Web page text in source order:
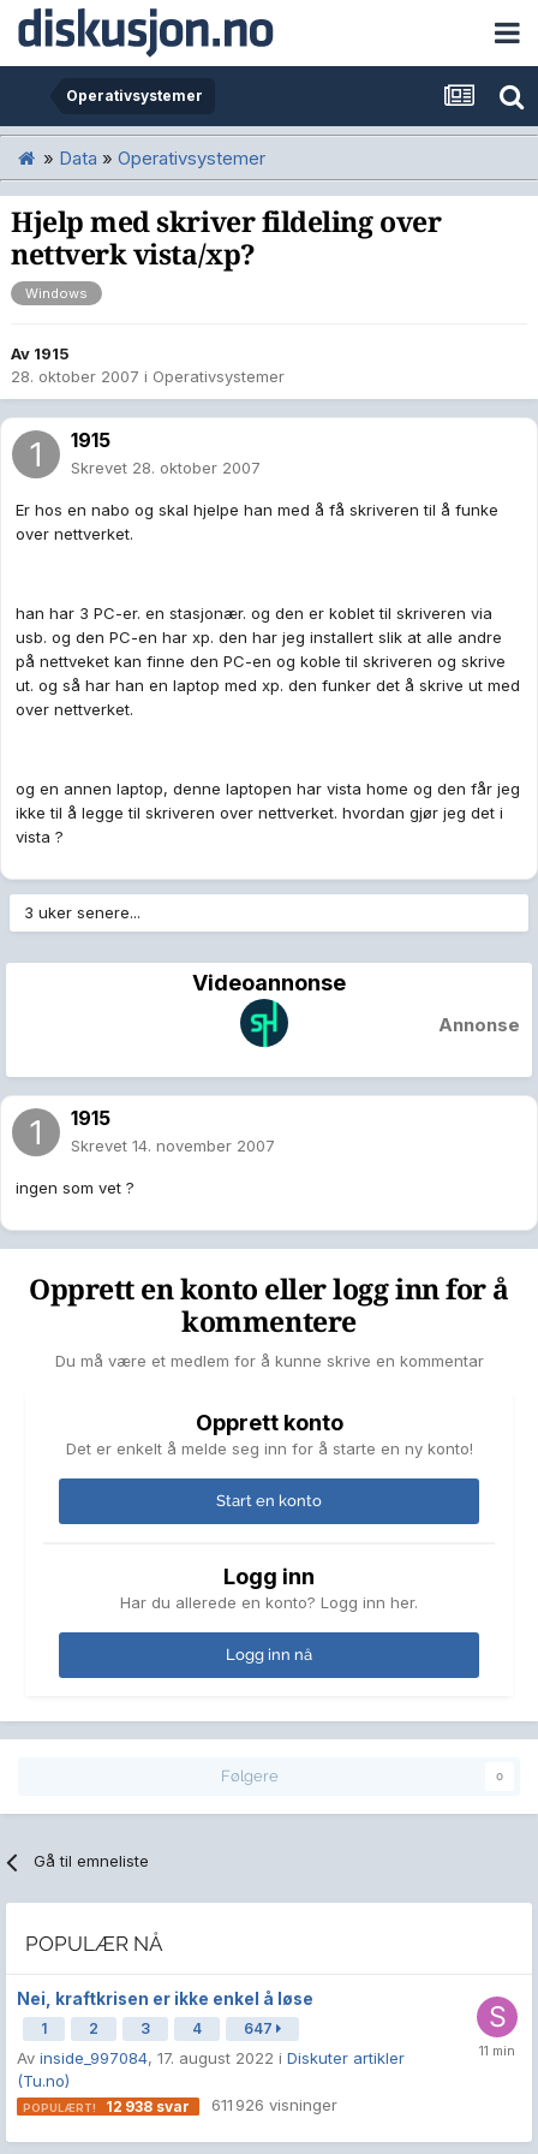
Operativsystemer
» Data » Operativsystemer
Hjelp med skriver fildeling over
nettverk vista/xp?
Windows
Av 1915
28. oktober 2007 i Operativsystemer
1915
Skrevet 28. oktober 2007
Er hos en nabo og skal hjelpe han med å få skriveren til å funke
over nettverket.
han har 3 PC-er. en stasjonær. og den er koblet til skriveren via
usb. og den PC-en har xp. den har jeg installert slik at alle andre
på nettveket kan finne den PC-en og koble til skriveren og skrive
ut. og så har han en laptop med xp. den funker det å skrive ut med
over nettverket.
og en annen laptop, denne laptopen har vista home og den får jeg
ikke til å legge til skriveren over nettverket. hvordan gjør jeg det i
vista ?
3 uker senere...
Videoannonse
Annonse
1915
Skrevet 14. november 2007
ingen som vet ?
Opprett en konto eller logg inn for å
kommentere
Du må være et medlem for å kunne skrive en kommentar
Opprett konto
Det er enkelt å melde seg inn for å starte en ny konto!
Start en konto
Logg inn
Har du allerede en konto? Logg inn her.
Logg inn nå
Følgere 0
Gå til emneliste
POPULÆR NÅ
Nei, kraftkrisen er ikke enkel å løse
1 2 3 4 647
Av inside_997084, 17. august 2022 i Diskuter artikler
(Tu.no)
12 938 svar 611 926 visninger